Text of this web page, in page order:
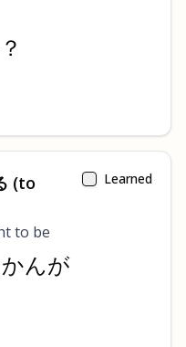
(to
to be
んが
Learned